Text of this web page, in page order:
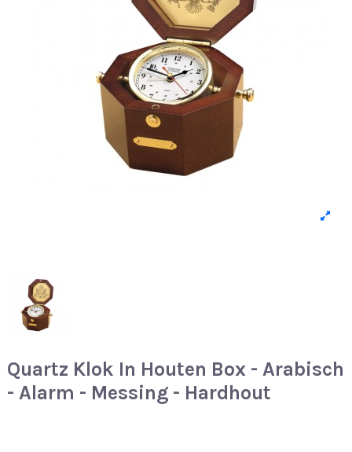
Quartz Klok In Houten Box - Arabisch
- Alarm - Messing - Hardhout